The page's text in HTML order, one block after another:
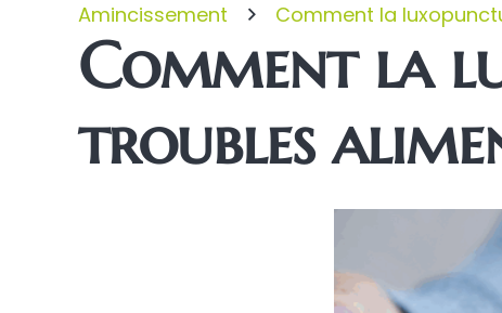
Amincissement Comment la
Comment la
troubles